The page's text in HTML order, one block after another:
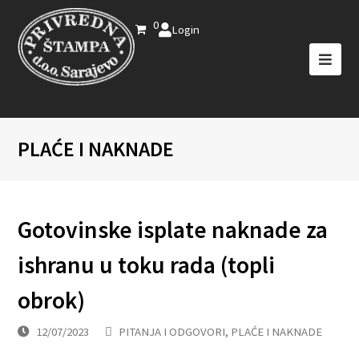
0 Login
PLAĆE I NAKNADE
Gotovinske isplate naknade za
ishranu u toku rada (topli
obrok)
12/07/2023 PITANJA I ODGOVORI, PLAĆE I NAKNADE